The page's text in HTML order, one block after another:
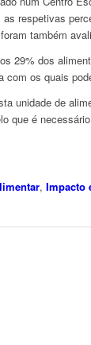
respetivas
também
29% dos
com os quais
unidade de
que é
, Impacto